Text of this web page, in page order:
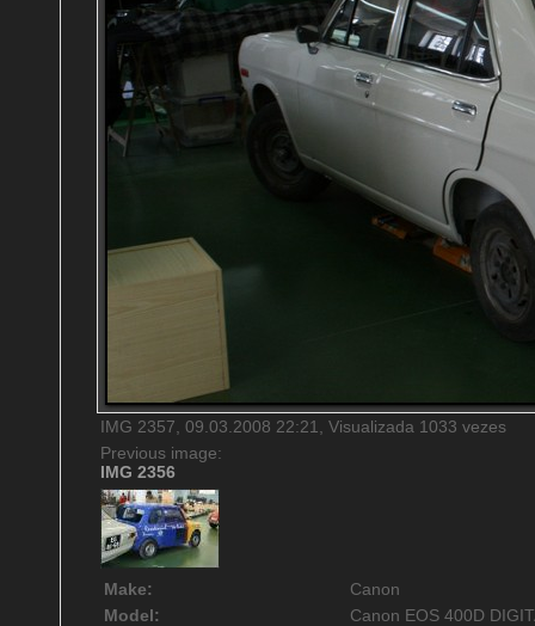
IMG 2357, 09.03.2008 22:21, Visualizada 1033 vezes
Previous image:
IMG 2356
Make:
Canon
Model:
Canon EOS 400D